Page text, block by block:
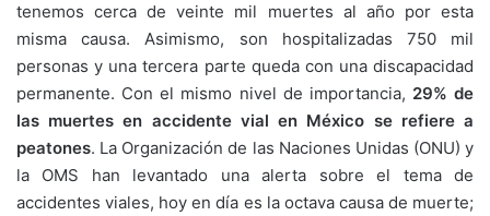
tenemos cerca de veinte mil muertes al año por esta
misma causa. Asimismo, son hospitalizadas 750 mil
personas y una tercera parte queda con una discapacidad
permanente. Con el mismo nivel de importancia, 29% de
las muertes en accidente vial en México se refiere a
peatones. La Organización de las Naciones Unidas (ONU) y
la OMS han levantado una alerta sobre el tema de
accidentes viales, hoy en día es la octava causa de muerte;